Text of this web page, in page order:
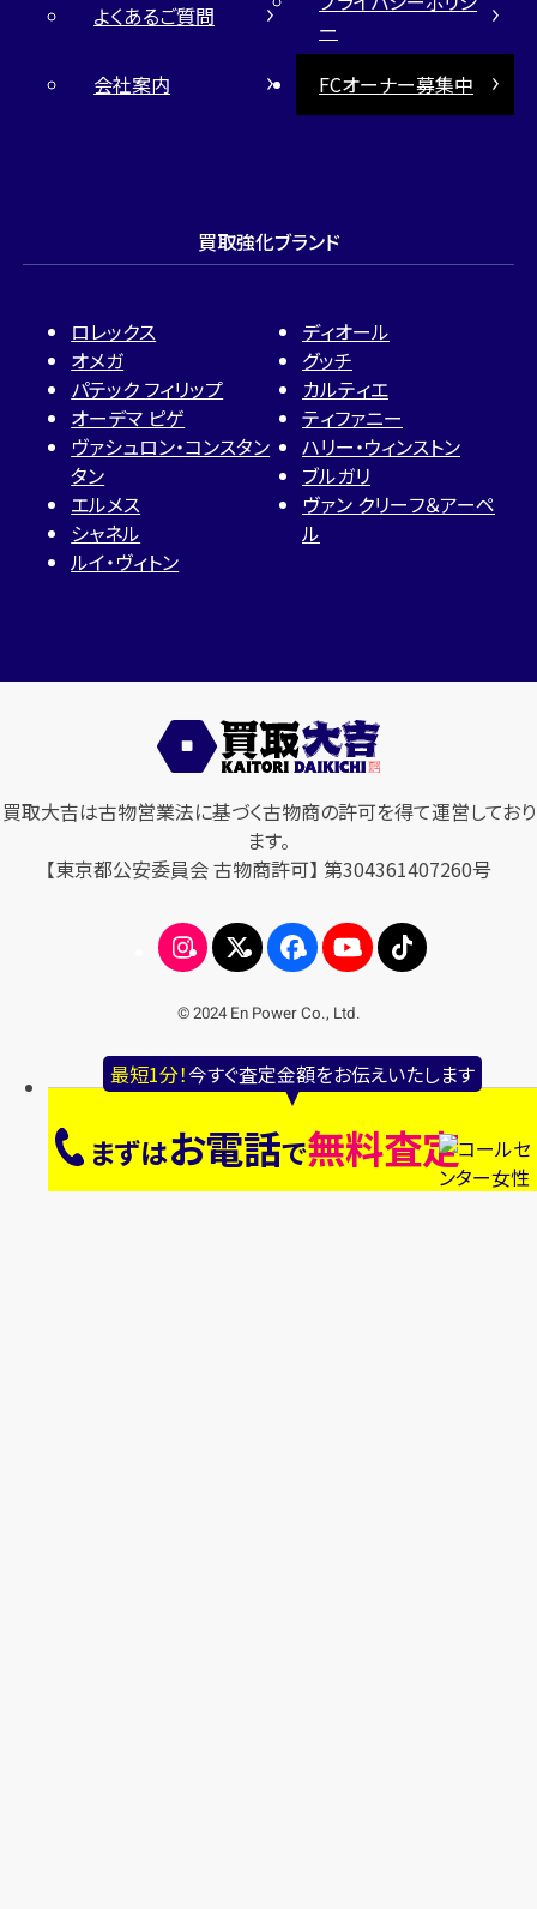
最短1分！今すぐ査定金額をお伝えいたします
まずはお電話で無料査定
よくあるご質問
ー
会社案内
FCオーナー募集中
買取強化ブランド
ロレックス
オメガ
パテック フィリップ
オーデマ ピゲ
ヴァシュロン・コンスタン
タン
エルメス
シャネル
ルイ・ヴィトン
ディオール
グッチ
カルティエ
ティファニー
ハリー・ウィンストン
ブルガリ
ヴァン クリーフ＆アーペ
ル
買取大吉は古物営業法に基づく古物商の許可を得て運営しており
ます。
【東京都公安委員会 古物商許可】 第304361407260号
© 2024 En Power Co., Ltd.